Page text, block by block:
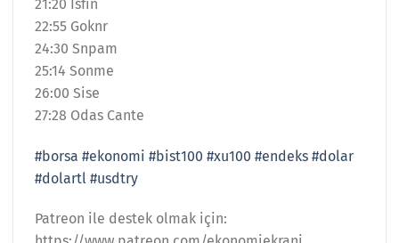
21:20 İsfin
22:55 Goknr
24:30 Snpam
25:14 Sonme
26:00 Sise
27:28 Odas Cante
#borsa #ekonomi #bist100 #xu100 #endeks #dolar
#dolartl #usdtry
Patreon ile destek olmak için: